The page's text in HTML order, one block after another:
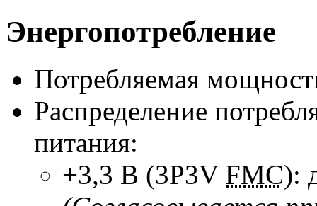
Энергопотребление
Потребляемая
Распределение
питания:
+3,3 В (3P3V FMC):